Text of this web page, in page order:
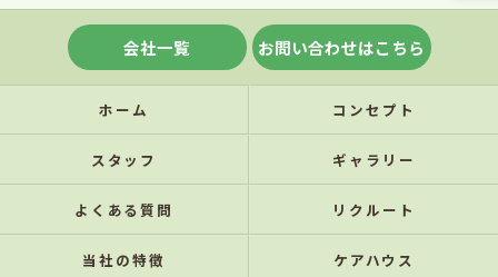
会社一覧 お問い合わせはこちら
ホーム コンセプト
スタッフ ギャラリー
よくある質問 リクルート
当社の特徴 ケアハウス